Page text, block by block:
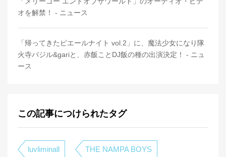
オを解禁！ - ニュース
「帰ってきたピエールナイト vol.2」に、魔法少女になり隊
火寺バジル&gariと、赤飯ことDJ飯の種の出演決定！ - ニュ
ース
この記事につけられたタグ
luvliminall THE NAMPA BOYS